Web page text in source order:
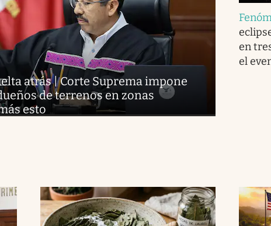
atrás | Corte Suprema impone
de terrenos en zonas
esto
en
el